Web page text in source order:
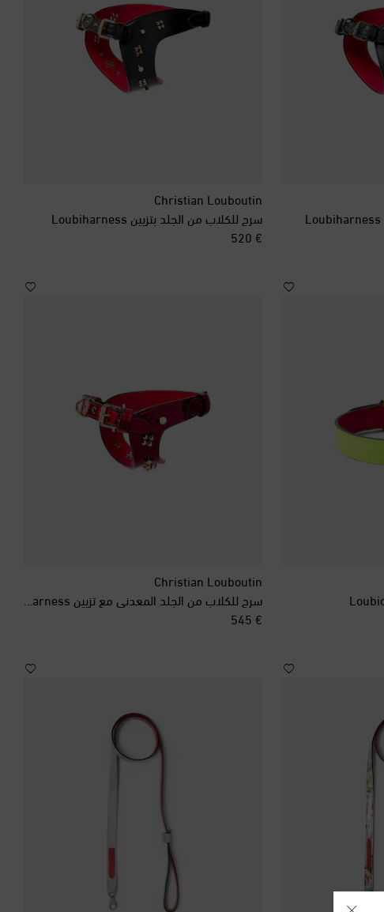
Christian Louboutin
سرج للكلاب من الجلد بتزيين Loubiharness
€ 520
original price
Christian Louboutin
سرج للكلاب من الجلد المعدني مع تزيين Loubiharness
€ 545
original price